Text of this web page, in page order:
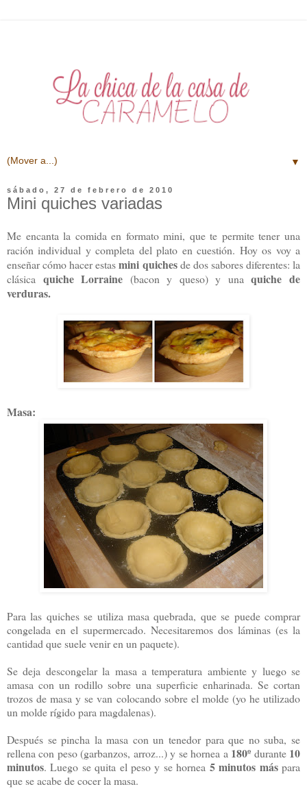
▼
sábado, 27 de febrero de 2010
Mini quiches variadas
Me encanta la comida en formato mini, que te permite tener una
ración individual y completa del plato en cuestión. Hoy os voy a
enseñar cómo hacer estasmini quichesde dos sabores diferentes: la
clásica quiche Lorraine (bacon y queso) y unaquiche de
verduras.
Masa:
Para las quiches se utiliza masa quebrada, que se puede comprar
congelada en el supermercado. Necesitaremos dos láminas (es la
cantidad que suele venir en un paquete).
Se deja descongelar la masa a temperatura ambiente y luego se
amasa con un rodillo sobre una superficie enharinada. Se cortan
trozos de masa y se van colocando sobre el molde (yo he utilizado
un molde rígido para magdalenas).
Después se pincha la masa con un tenedor para que no suba, se
rellena con peso (garbanzos, arroz...) y se hornea a 180º durante 10
minutos. Luego se quita el peso y se hornea 5 minutos máspara
que se acabe de cocer la masa.